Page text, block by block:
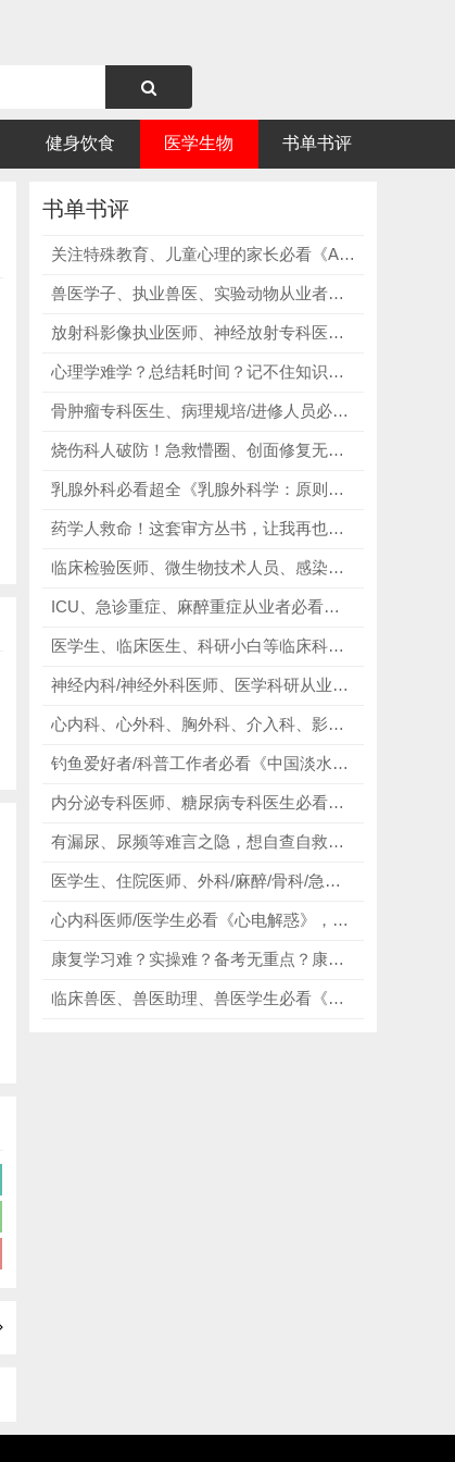
健身饮食 医学生物 书单书评
书单书评
关注特殊教育、儿童心理的家长必看《ADHD儿童注意缺陷多动障碍家长指南 第3版》，教家长如何缓解养育焦虑、避免内耗！
兽医学子、执业兽医、实验动物从业者、专业饲养人员及相关人员必看《兔鼠生物学与医学》第六版，兔鼠类动物领域不可或缺的“案头宝典”！
放射科影像执业医师、神经放射专科医师必看《神经放射学：关键鉴别诊断和临床问题｜第2版》，深耕疑难影像，拔高专科诊断水准！
心理学难学？总结耗时间？记不住知识点？普心红宝书+学习手册，搞定知识点记忆、总结、备考全需求！
骨肿瘤专科医生、病理规培/进修人员必看《Diagnostic Pathology: Bone》，以图文简化诊断，以干货赋能临床！
烧伤科人破防！急救懵圈、创面修复无思路？这本巨著直接兜底不踩坑！
乳腺外科必看超全《乳腺外科学：原则与技术》4卷合集，从基础到临床、从肿瘤到整形，每一卷都贴合实操需求，讲解细致、图文并茂！
药学人救命！这套审方丛书，让我再也不用为踩坑背锅！
临床检验医师、微生物技术人员、感染科医护人员必看《Bailey & Scott's Diagnostic Microbiology｜第16版 2025年末最新》，规范实验流程，精准鉴别疑难菌种！
ICU、急诊重症、麻醉重症从业者必看《Rational Use of Intravenous Fluids》，精进休克抢救精准诊疗能力！
医学生、临床医生、科研小白等临床科研人必看《临床医学研究中的统计分析和图形表达实例详》第2版，轻松掌握统计分析与作图技巧！
神经内科/神经外科医师、医学科研从业者必看《Diagnostic Pathology Neuropathology》，以图谱攻克难点，以流程简化诊断！
心内科、心外科、胸外科、介入科、影像科临床医师必看《心脏解剖生理学与设备第4版》，精准把控解剖，规避术中手术风险！
钓鱼爱好者/科普工作者必看《中国淡水+海洋鱼类图鉴》，助力所有人轻松解锁中国鱼类知识，感受水下生物的魅力！
内分泌专科医师、糖尿病专科医生必看《糖尿病国际教科书第4版》，理顺代谢逻辑，精细化管控糖尿病慢病！
有漏尿、尿频等难言之隐，想自查自救的所有女性必看《盆底功能障碍性疾病诊治与康复（泌尿分册）》，守护女性泌尿与盆底双重健康！
医学生、住院医师、外科/麻醉/骨科/急诊医师、解剖教学者必看局解、外科解剖学和应用解剖2021年（英文原版），掌握血管神经走行、熟悉手术入路！
心内科医师/医学生必看《心电解惑》，助力每一位医护相关人员、医学生，解锁心电图奥秘，提升判读能力！
康复学习难？实操难？备考无重点？康复实操“权威指南”十三五规划教材（第3版），搞定实操、备考、临床适配全需求！
临床兽医、兽医助理、兽医学生必看《小动物临床急重症诊疗技术》第4版，提供了海量全彩图片和图表，各种救命操作和评估技术！